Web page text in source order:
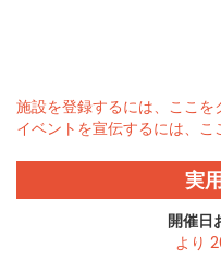
施設を登録するには、ここ
イベントを宣伝するには、
実
開催日
より